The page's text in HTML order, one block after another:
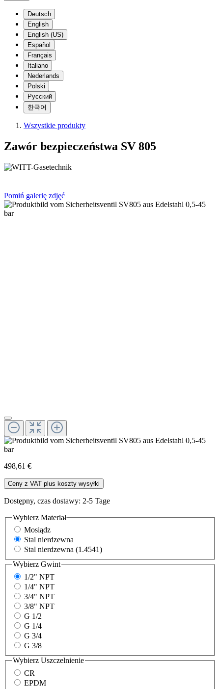
Deutsch
English
English (US)
Español
Français
Italiano
Nederlands
Polski
Русский
한국어
Wszystkie produkty
Zawór bezpieczeństwa SV 805
Pomiń galerię zdjęć
498,61 €
Ceny z VAT plus koszty wysyłki
Dostępny, czas dostawy: 2-5 Tage
Wybierz Materiał
Mosiądz
Stal nierdzewna
Stal nierdzewna (1.4541)
Wybierz Gwint
1/2" NPT
1/4" NPT
3/4" NPT
3/8" NPT
G 1/2
G 1/4
G 3/4
G 3/8
Wybierz Uszczelnienie
CR
EPDM